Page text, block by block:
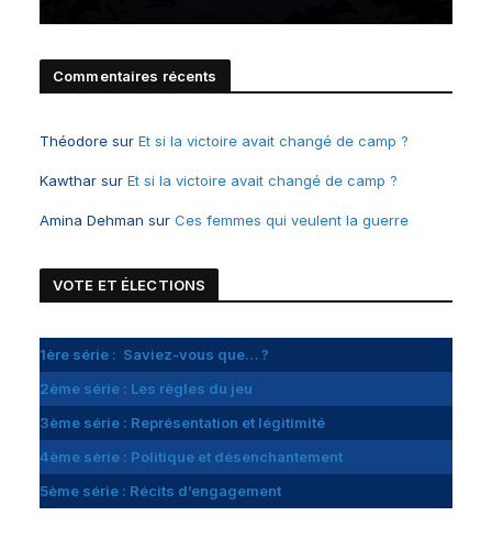
Commentaires récents
Théodore sur Et si la victoire avait changé de camp ?
Kawthar sur Et si la victoire avait changé de camp ?
Amina Dehman sur Ces femmes qui veulent la guerre
VOTE ET ÉLECTIONS
1ère série : Saviez-vous que… ?
2ème série : Les règles du jeu
3ème série : Représentation et légitimité
4ème série : Politique et désenchantement
5ème série : Récits d’engagement